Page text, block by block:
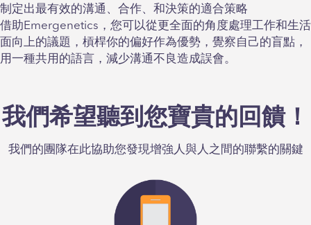
制定出最有效的溝通、合作、和決策的適合策略
借助Emergenetics，您可以從更全面的角度處理工作和生活
面向上的議題，槓桿你的偏好作為優勢，覺察自己的盲點，
用一種共用的語言，減少溝通不良造成誤會。
我們希望聽到您寶貴的回饋！
我們的團隊在此協助您發現增強人與人之間的聯繫的關鍵